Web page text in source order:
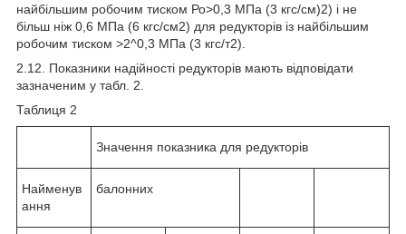
найбільшим робочим тиском Ро>0,3 МПа (3 кгс/см)2) і не
більш ніж 0,6 МПа (6 кгс/см2) для редукторів із найбільшим
робочим тиском >2^0,3 МПа (3 кгс/т2).
2.12. Показники надійності редукторів мають відповідати
зазначеним у табл. 2.
Таблиця 2
Значення показника для редукторів
Найменув
ання
балонних